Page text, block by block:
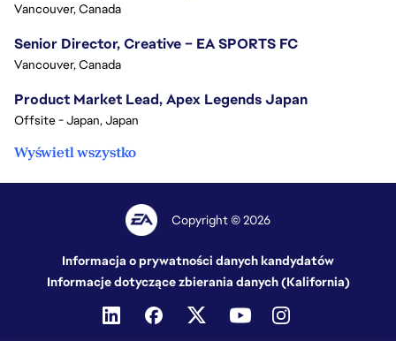
Vancouver, Canada
Senior Director, Creative – EA SPORTS FC
Vancouver, Canada
Product Market Lead, Apex Legends Japan
Offsite - Japan, Japan
Wyświetl wszystko
Copyright © 2026
Informacja o prywatności danych kandydatów
Informacje dotyczące zbierania danych (Kalifornia)